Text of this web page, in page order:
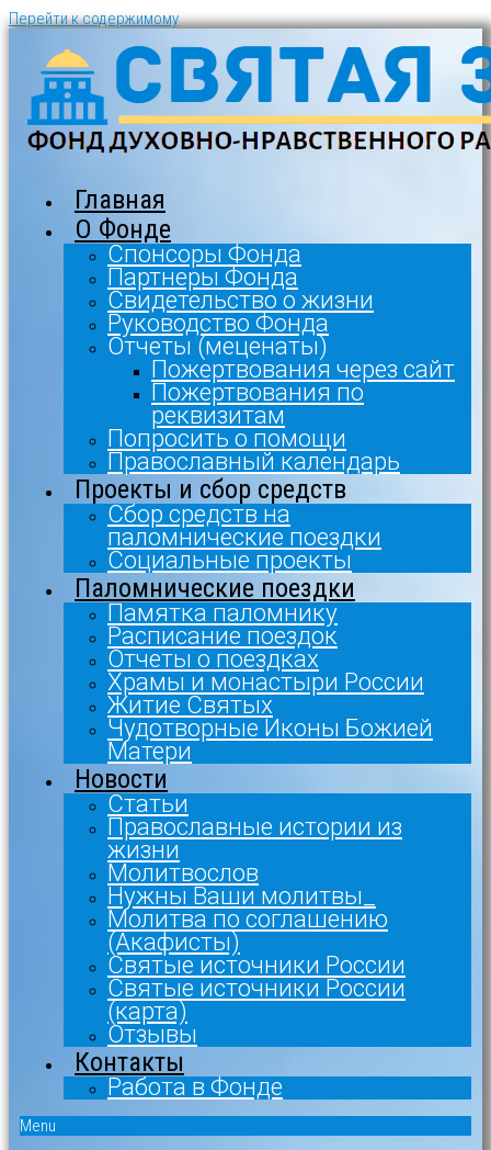
Перейти к содержимому
Главная
О Фонде
Спонсоры Фонда
Партнеры Фонда
Свидетельство о жизни
Руководство Фонда
Отчеты (меценаты)
Пожертвования через сайт
Пожертвования по
реквизитам
Попросить о помощи
Православный календарь
Проекты и сбор средств
Сбор средств на
паломнические поездки
Социальные проекты
Паломнические поездки
Памятка паломнику
Расписание поездок
Отчеты о поездках
Храмы и монастыри России
Житие Святых
Чудотворные Иконы Божией
Матери
Новости
Статьи
Православные истории из
жизни
Молитвослов
Нужны Ваши молитвы_
Молитва по соглашению
(Акафисты)
Святые источники России
Святые источники России
(карта)
Отзывы
Контакты
Работа в Фонде
Menu